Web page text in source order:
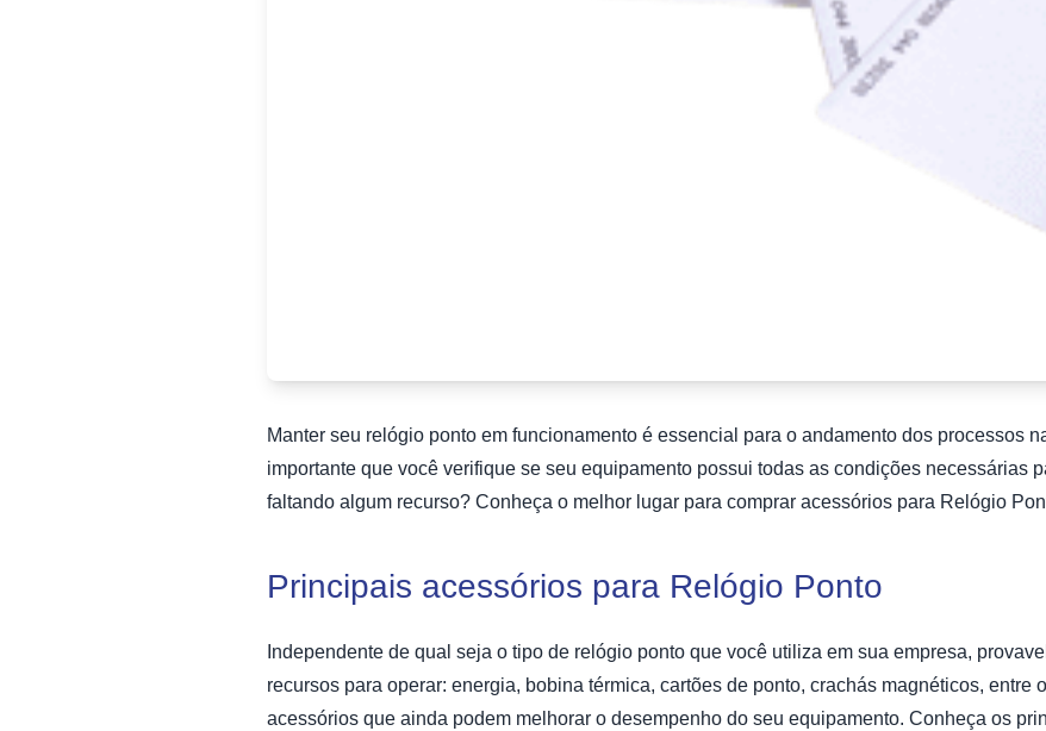
Manter seu relógio ponto em funcionamento é essencial para o andamento dos processos
importante que você verifique se seu equipamento possui todas as condições necessárias
faltando algum recurso? Conheça o melhor lugar para comprar acessórios para Relógio
Principais acessórios para Relógio Ponto
Independente de qual seja o tipo de relógio ponto que você utiliza em sua empresa,
recursos para operar: energia, bobina térmica, cartões de ponto, crachás magnéticos, entre
acessórios que ainda podem melhorar o desempenho do seu equipamento. Conheça os